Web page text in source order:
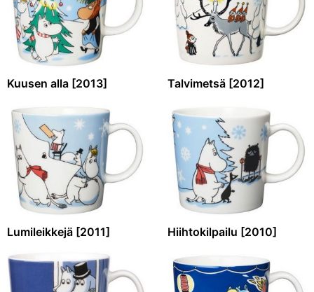
Kuusen alla [2013] Talvimetsä [2012]
Lumileikkejä [2011] Hiihtokilpailu [2010]